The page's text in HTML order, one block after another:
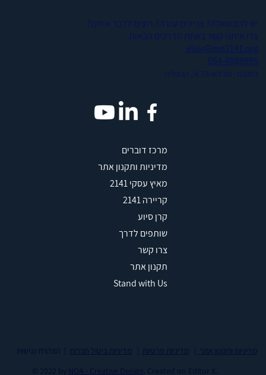
יש לכם שאלה? צריכים עזרה? רוצים לדבר איתנו?
צרו איתנו קשר באחת הדרכים הבאות
elior@mp2141.org
054-6989995
כתובת - נורדאו 73 א׳, הרצליה
מדיניות ותקנון אתר מדיניות פרטיות מדיניות ביטול חברות
| הצהרת נגישות
© 2022 by
NOA - Creative Design . Created on Editor X.
מרכז דוברים
מדיניות ותקנון אתר
מאיץ עסקי 2141
קריירה 2141
קרן סיוע
שותפים לדרך
צרו קשר
תקנון אתר
Stand with Us